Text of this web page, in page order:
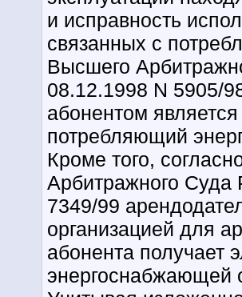
и исправность
связанных с
Высшего
08.12.1998 N 5905/
абонентом
потребляющий
Кроме того,
Арбитражного Суда
7349/99
организацией для
абонента получает
энергоснабжающей